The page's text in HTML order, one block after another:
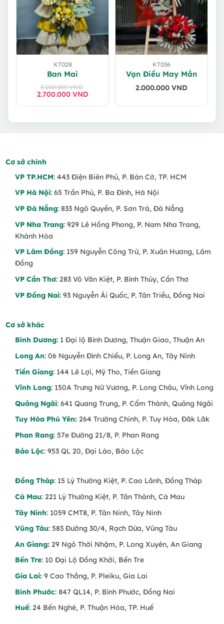
KT028
Ban Mai
3.000.000VND
Giá
2.700.000 VND
Giá
KT036
Vạn Điều May Mắn
2.000.000 VND
Cơ sở chính
VP TP.HCM: 443 Điện Biên Phủ, P. Bàn Cờ, TP. HCM
VP Hà Nội: 65 Trần Phú, P. Ba Đình, Hà Nội
VP Đà Nẵng: 833 Ngô Quyền, P. Sơn Trà, Đà Nẵng
VP Nha Trang: 929 Lê Hồng Phong, P. Nam Nha Trang,
Khánh Hòa
VP Lâm Đồng: 159 Nguyễn Công Trứ, P. Xuân Hương, Lâm
Đồng
VP Cần Thơ: 283 Võ Văn Kiệt, P. Bình Thủy, Cần Thơ
VP Đồng Nai: 93 Nguyễn Ái Quốc, P. Tân Triều, Đồng Nai
Cơ sở khác
Bình Dương: 1 Đại lộ Bình Dương, Thuận Giao, Thuận An
Long An: 06 Nguyễn Đình Chiểu, P. Long An, Tây Ninh
Tiền Giang: 144 Lê Lợi, Mỹ Tho, Tiền Giang
Vĩnh Long: 150A Trưng Nữ Vương, P. Long Châu, Vĩnh Long
Quảng Ngãi: 641 Quang Trung, P. Cẩm Thành, Quảng Ngãi
Tuy Hòa Phú Yên: 264 Trường Chinh, P. Tuy Hòa, Đăk Lăk
Phan Rang: 57e Đường 21/8, P. Phan Rang
Bảo Lộc: 953 QL 20, Đại Lào, Bảo Lộc
Đồng Tháp: 15 Lý Thường Kiệt, P. Cao Lãnh, Đồng Tháp
Cà Mau: 221 Lý Thường Kiệt, P. Tân Thành, Cà Mau
Tây Ninh: 1059 CMT8, P. Tân Ninh, Tây Ninh
Vũng Tàu: 583 Đường 30/4, Rạch Dừa, Vũng Tàu
An Giang: 29 Ngô Thời Nhậm, P. Long Xuyên, An Giang
Bến Tre: 10 Đại Lộ Đồng Khởi, Bến Tre
Gia Lai: 9 Cao Thắng, P. Pleiku, Gia Lai
Bình Phước: 847 QL14, P. Bình Phước, Đồng Nai
Huế: 24 Bến Nghé, P. Thuận Hóa, TP. Huế